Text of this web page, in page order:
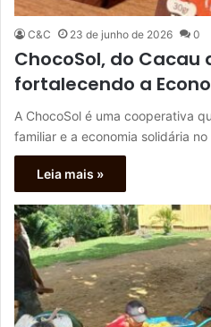
C&C 23 de junho de 2026 0
ChocoSol, do Cacau
fortalecendo a
A ChocoSol é uma cooperativa
familiar e a economia solidária
Leia mais »